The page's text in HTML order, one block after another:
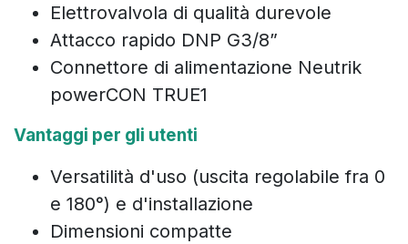
Elettrovalvola di qualità durevole
Attacco rapido DNP G3/8”
Connettore di alimentazione Neutrik
powerCON TRUE1
Vantaggi per gli utenti
Versatilità d'uso (uscita regolabile fra 0
e 180°) e d'installazione
Dimensioni compatte